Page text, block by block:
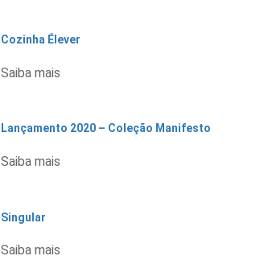
Cozinha Élever
Saiba mais
Lançamento 2020 – Coleção Manifesto
Saiba mais
Singular
Saiba mais